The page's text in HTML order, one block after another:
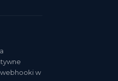
w